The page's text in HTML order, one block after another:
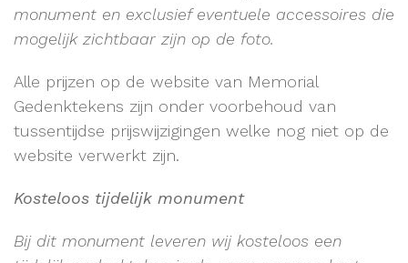
monument en exclusief eventuele accessoires die
mogelijk zichtbaar zijn op de foto.
Alle prijzen op de website van Memorial
Gedenktekens zijn onder voorbehoud van
tussentijdse prijswijzigingen welke nog niet op de
website verwerkt zijn.
Kosteloos tijdelijk monument
Bij dit monument leveren wij kosteloos een